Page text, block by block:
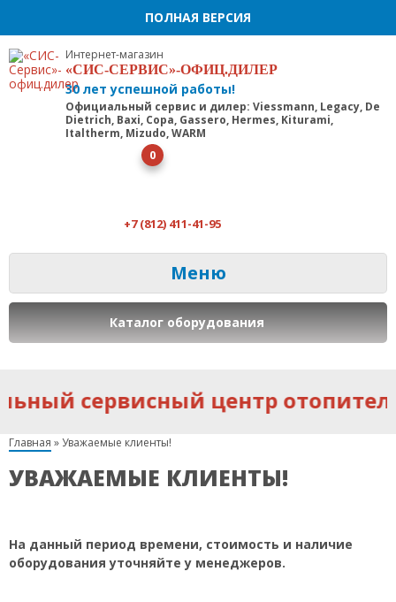
ПОЛНАЯ ВЕРСИЯ
Интернет-магазин
«СИС-СЕРВИС»-ОФИЦ.ДИЛЕР
30 лет успешной работы!
Официальный сервис и дилер: Viessmann, Legacy, De
Dietrich, Baxi, Copa, Gassero, Hermes, Kiturami,
Italtherm, Mizudo, WARM
0
+7 (812) 411-41-95
Меню
Каталог оборудования
сервисный центр
Главная »Уважаемые клиенты!
УВАЖАЕМЫЕ КЛИЕНТЫ!
На данный период времени, стоимость и наличие
оборудования уточняйте у менеджеров.